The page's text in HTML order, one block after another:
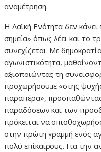
αναμέτρηση.
Η Λαϊκή Ενότητα δεν
σημεία» όπως λέει και το
συνεχίζεται. Με
αγωνιστικότητα,
αξιοποιώντας τη
προχωρήσουμε «στης
παραπέρα»,
παραδόσεων και των
πρόκειται να
στην πρώτη γραμμή ενός
πολύ επίκαιρους. Για την